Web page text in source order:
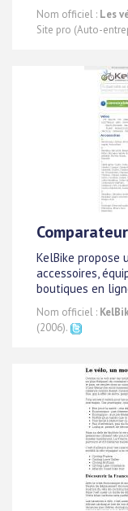
Nom officiel : Les
Site pro (Auto-
KelBike propose
accessoires,
boutiques en
Nom officiel :
(2006).